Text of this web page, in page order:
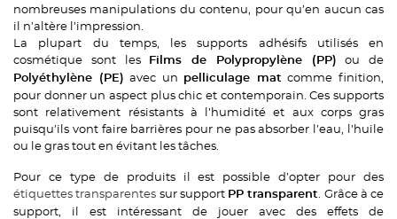
nombreuses manipulations du contenu, pour qu’en aucun cas
il n’altère l’impression.
La plupart du temps, les supports adhésifs utilisés en
cosmétique sont les
Films de Polypropylène (PP) ou de
Polyéthylène (PE) avec un pelliculage mat comme finition,
pour donner un aspect plus chic et contemporain. Ces supports
sont relativement résistants à l’humidité et aux corps gras
puisqu’ils vont faire barrières pour ne pas absorber l’eau, l’huile
ou le gras tout en évitant les tâches.
Pour ce type de produits il est possible d’opter pour des
étiquettes transparentes sur support PP transparent . Grâce à ce
support, il est intéressant de jouer avec des effets de